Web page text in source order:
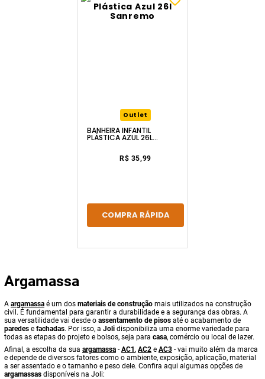
Outlet
BANHEIRA INFANTIL
PLÁSTICA AZUL 26L
R$ 35,99
COMPRA RÁPIDA
Argamassa
A argamassa é um dos materiais de construção mais utilizados na construção
civil. É fundamental para garantir a durabilidade e a segurança das obras. A
sua versatilidade vai desde o assentamento de pisos até o acabamento de
paredes e fachadas. Por isso, a Joli disponibiliza uma enorme variedade para
todas as etapas do projeto e bolsos, seja para casa, comércio ou local de lazer.
Afinal, a escolha da sua argamassa - AC1 , AC2 e AC3 - vai muito além da marca
e depende de diversos fatores como o ambiente, exposição, aplicação, material
a ser assentado e o tamanho e peso dele. Confira aqui algumas opções de
argamassas disponíveis na Joli: